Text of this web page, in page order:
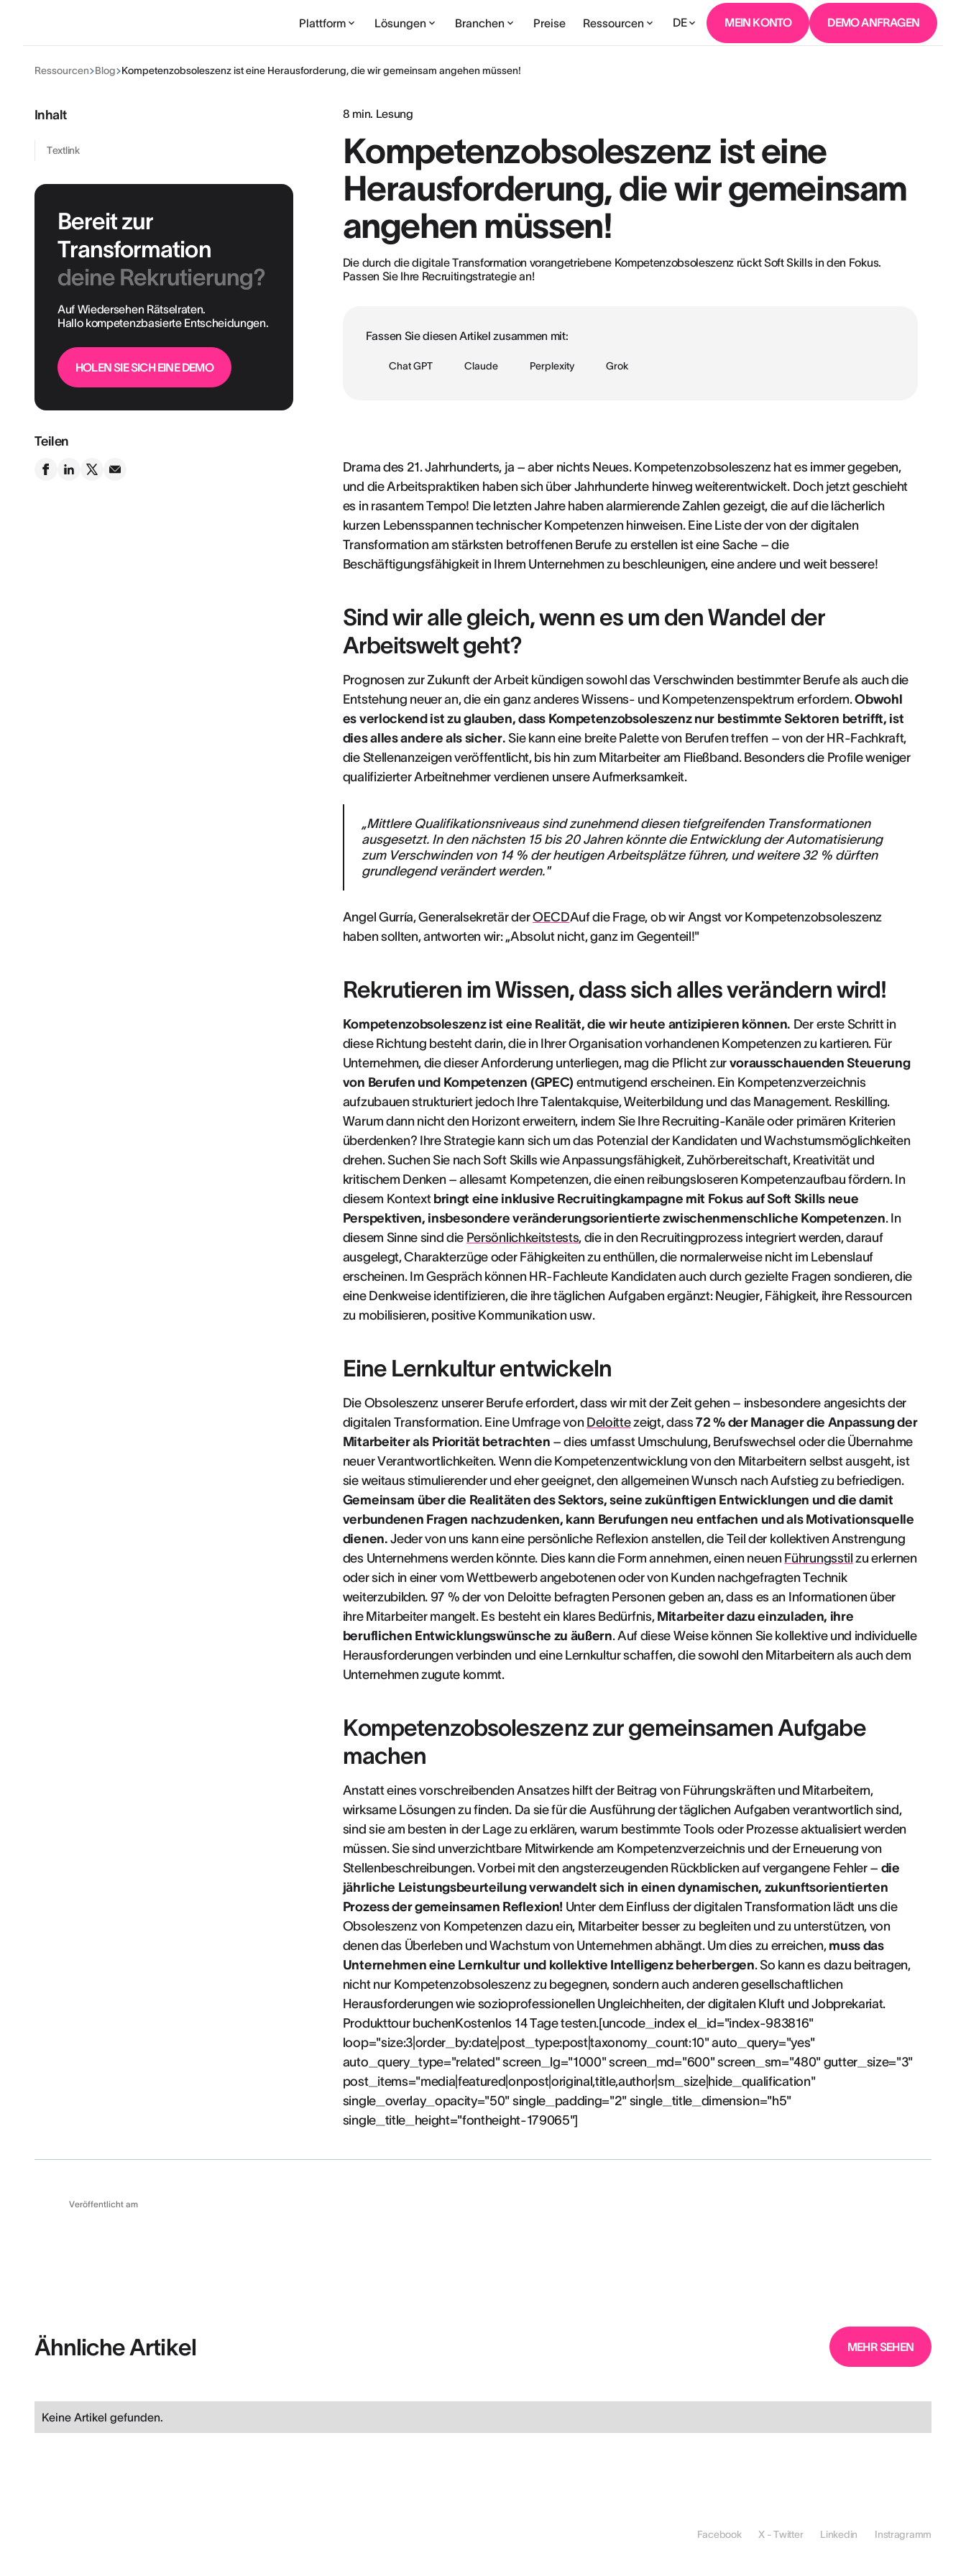
Plattform Lösungen Branchen Preise Ressourcen DE MEIN KONTO DEMO ANFRAGEN
Ressourcen Blog Kompetenzobsoleszenz ist eine Herausforderung, die wir gemeinsam angehen müssen!
Inhalt
Textlink
Bereit zur
Transformation
deine Rekrutierung?
Auf Wiedersehen Rätselraten.
Hallo kompetenzbasierte Entscheidungen.
HOLEN SIE SICH EINE DEMO
Teilen
8 min. Lesung
Kompetenzobsoleszenz ist eine
Herausforderung, die wir gemeinsam
angehen müssen!
Die durch die digitale Transformation vorangetriebene Kompetenzobsoleszenz rückt Soft Skills in den Fokus.
Passen Sie Ihre Recruitingstrategie an!
Fassen Sie diesen Artikel zusammen mit:
Chat GPT Claude Perplexity Grok
Drama des 21. Jahrhunderts, ja – aber nichts Neues. Kompetenzobsoleszenz hat es immer gegeben,
und die Arbeitspraktiken haben sich über Jahrhunderte hinweg weiterentwickelt. Doch jetzt geschieht
es in rasantem Tempo! Die letzten Jahre haben alarmierende Zahlen gezeigt, die auf die lächerlich
kurzen Lebensspannen technischer Kompetenzen hinweisen. Eine Liste der von der digitalen
Transformation am stärksten betroffenen Berufe zu erstellen ist eine Sache – die
Beschäftigungsfähigkeit in Ihrem Unternehmen zu beschleunigen, eine andere und weit bessere!
Sind wir alle gleich, wenn es um den Wandel der
Arbeitswelt geht?
Prognosen zur Zukunft der Arbeit kündigen sowohl das Verschwinden bestimmter Berufe als auch die
Entstehung neuer an, die ein ganz anderes Wissens- und Kompetenzenspektrum erfordern.Obwohl
es verlockend ist zu glauben, dass Kompetenzobsoleszenz nur bestimmte Sektoren betrifft, ist
dies alles andere als sicher. Sie kann eine breite Palette von Berufen treffen – von der HR-Fachkraft,
die Stellenanzeigen veröffentlicht, bis hin zum Mitarbeiter am Fließband. Besonders die Profile weniger
qualifizierter Arbeitnehmer verdienen unsere Aufmerksamkeit.
„Mittlere Qualifikationsniveaus sind zunehmend diesen tiefgreifenden Transformationen
ausgesetzt. In den nächsten 15 bis 20 Jahren könnte die Entwicklung der Automatisierung
zum Verschwinden von 14 % der heutigen Arbeitsplätze führen, und weitere 32 % dürften
grundlegend verändert werden."
Angel Gurría, Generalsekretär derOECDAuf die Frage, ob wir Angst vor Kompetenzobsoleszenz
haben sollten, antworten wir: „Absolut nicht, ganz im Gegenteil!"
Rekrutieren im Wissen, dass sich alles verändern wird!
Kompetenzobsoleszenz ist eine Realität, die wir heute antizipieren können. Der erste Schritt in
diese Richtung besteht darin, die in Ihrer Organisation vorhandenen Kompetenzen zu kartieren. Für
Unternehmen, die dieser Anforderung unterliegen, mag die Pflicht zur vorausschauenden Steuerung
von Berufen und Kompetenzen (GPEC) entmutigend erscheinen. Ein Kompetenzverzeichnis
aufzubauen strukturiert jedoch Ihre Talentakquise, Weiterbildung und das Management. Reskilling.
Warum dann nicht den Horizont erweitern, indem Sie Ihre Recruiting-Kanäle oder primären Kriterien
überdenken? Ihre Strategie kann sich um das Potenzial der Kandidaten und Wachstumsmöglichkeiten
drehen. Suchen Sie nach Soft Skills wie Anpassungsfähigkeit, Zuhörbereitschaft, Kreativität und
kritischem Denken – allesamt Kompetenzen, die einen reibungsloseren Kompetenzaufbau fördern. In
diesem Kontext bringt eine inklusive Recruitingkampagne mit Fokus auf Soft Skills neue
Perspektiven, insbesondere veränderungsorientierte zwischenmenschliche Kompetenzen. In
diesem Sinne sind die Persönlichkeitstests, die in den Recruitingprozess integriert werden, darauf
ausgelegt, Charakterzüge oder Fähigkeiten zu enthüllen, die normalerweise nicht im Lebenslauf
erscheinen. Im Gespräch können HR-Fachleute Kandidaten auch durch gezielte Fragen sondieren, die
eine Denkweise identifizieren, die ihre täglichen Aufgaben ergänzt: Neugier, Fähigkeit, ihre Ressourcen
zu mobilisieren, positive Kommunikation usw.
Eine Lernkultur entwickeln
Die Obsoleszenz unserer Berufe erfordert, dass wir mit der Zeit gehen – insbesondere angesichts der
digitalen Transformation. Eine Umfrage von Deloittezeigt, dass72 % der Manager die Anpassung der
Mitarbeiter als Priorität betrachten – dies umfasst Umschulung, Berufswechsel oder die Übernahme
neuer Verantwortlichkeiten. Wenn die Kompetenzentwicklung von den Mitarbeitern selbst ausgeht, ist
sie weitaus stimulierender und eher geeignet, den allgemeinen Wunsch nach Aufstieg zu befriedigen.
Gemeinsam über die Realitäten des Sektors, seine zukünftigen Entwicklungen und die damit
verbundenen Fragen nachzudenken, kann Berufungen neu entfachen und als Motivationsquelle
dienen. Jeder von uns kann eine persönliche Reflexion anstellen, die Teil der kollektiven Anstrengung
des Unternehmens werden könnte. Dies kann die Form annehmen, einen neuen Führungsstil zu erlernen
oder sich in einer vom Wettbewerb angebotenen oder von Kunden nachgefragten Technik
weiterzubilden. 97 % der von Deloitte befragten Personen geben an, dass es an Informationen über
ihre Mitarbeiter mangelt. Es besteht ein klares Bedürfnis, Mitarbeiter dazu einzuladen, ihre
beruflichen Entwicklungswünsche zu äußern. Auf diese Weise können Sie kollektive und individuelle
Herausforderungen verbinden und eine Lernkultur schaffen, die sowohl den Mitarbeitern als auch dem
Unternehmen zugute kommt.
Kompetenzobsoleszenz zur gemeinsamen Aufgabe
machen
Anstatt eines vorschreibenden Ansatzes hilft der Beitrag von Führungskräften und Mitarbeitern,
wirksame Lösungen zu finden. Da sie für die Ausführung der täglichen Aufgaben verantwortlich sind,
sind sie am besten in der Lage zu erklären, warum bestimmte Tools oder Prozesse aktualisiert werden
müssen. Sie sind unverzichtbare Mitwirkende am Kompetenzverzeichnis und der Erneuerung von
Stellenbeschreibungen. Vorbei mit den angsterzeugenden Rückblicken auf vergangene Fehler – die
jährliche Leistungsbeurteilung verwandelt sich in einen dynamischen, zukunftsorientierten
Prozess der gemeinsamen Reflexion! Unter dem Einfluss der digitalen Transformation lädt uns die
Obsoleszenz von Kompetenzen dazu ein, Mitarbeiter besser zu begleiten und zu unterstützen, von
denen das Überleben und Wachstum von Unternehmen abhängt. Um dies zu erreichen, muss das
Unternehmen eine Lernkultur und kollektive Intelligenz beherbergen. So kann es dazu beitragen,
nicht nur Kompetenzobsoleszenz zu begegnen, sondern auch anderen gesellschaftlichen
Herausforderungen wie sozioprofessionellen Ungleichheiten, der digitalen Kluft und Jobprekariat.
Produkttour buchenKostenlos 14 Tage testen.[uncode_index el_id="index-983816"
loop="size:3|order_by:date|post_type:post|taxonomy_count:10" auto_query="yes"
auto_query_type="related" screen_lg="1000" screen_md="600" screen_sm="480" gutter_size="3"
post_items="media|featured|onpost|original,title,author|sm_size|hide_qualification"
single_overlay_opacity="50" single_padding="2" single_title_dimension="h5"
single_title_height="fontheight-179065"]
Veröffentlicht am
Ähnliche Artikel MEHR SEHEN
Keine Artikel gefunden.
Facebook X - Twitter Linkedin Instragramm